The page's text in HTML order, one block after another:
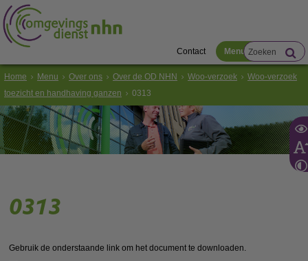
Contact Menu
Home Menu Over ons Over de OD NHN Woo-verzoek
Woo-verzoek
toezicht en handhaving ganzen
0313
0313
Gebruik de onderstaande link om het document te downloaden.